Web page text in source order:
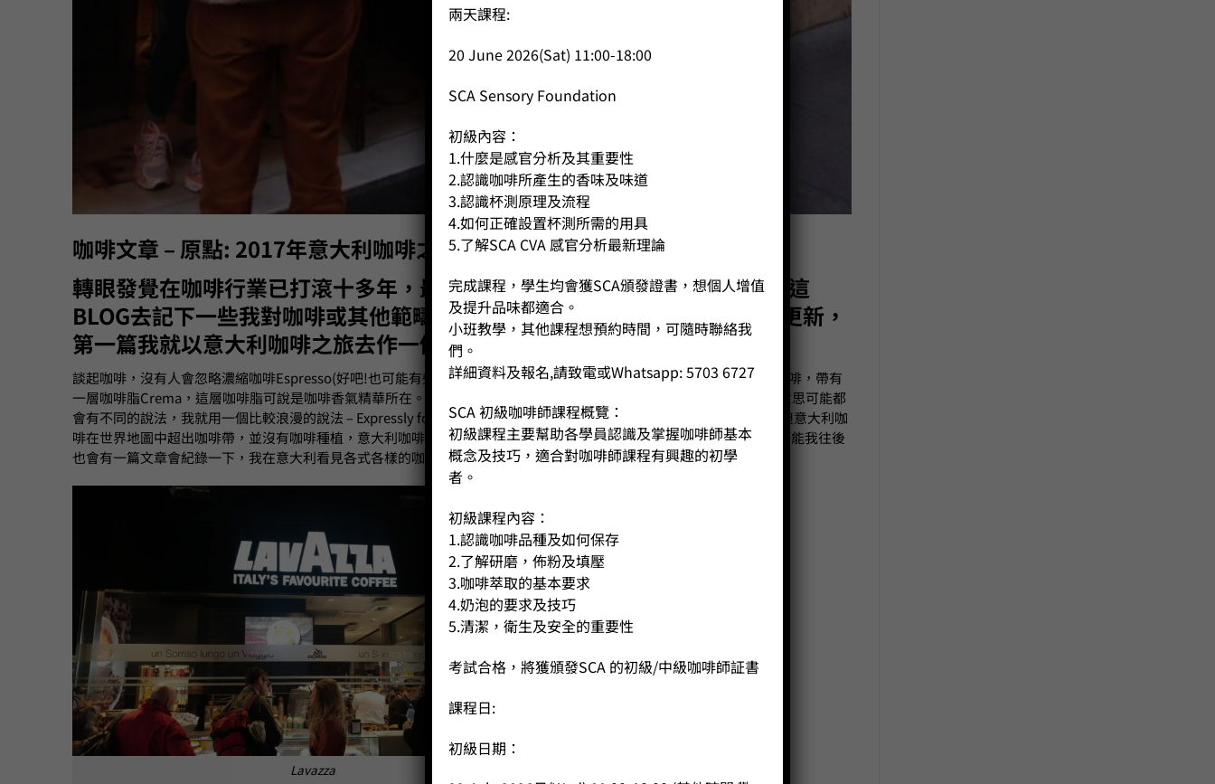
咖啡文章 – 原點: 2017年意大利咖啡之旅
轉眼發覺在咖啡行業已打滾十多年，最近也想為自己做些紀錄。亦可能會在這
BLOG去記下一些我對咖啡或其他範疇的一些想法，這裡希望可以做到定期更新，
第一篇我就以意大利咖啡之旅去作一個開始．．．．．．！
談起咖啡，沒有人會忽略濃縮咖啡Espresso(好吧!也可能有些人只會喝奶啡，但未曾嚐過濃縮。）濃縮咖啡，小小一杯咖啡，帶有
一層咖啡脂Crema，這層咖啡脂可說是咖啡香氣精華所在。要說濃縮咖啡那年誕生，可能會掀起一番爭論，甚至名稱的意思可能都
會有不同的說法，我就用一個比較浪漫的說法 – Expressly for you吧！- 特別為你做的一杯咖啡．意大利咖啡名聞於世，但意大利咖
啡在世界地圖中超出咖啡帶，並沒有咖啡種植，意大利咖啡出名的原因可以說是濃縮咖啡，或是濃縮咖啡機的製造吧！可能我往後
也會有一篇文章會紀錄一下，我在意大利看見各式各樣的咖啡機。
Lavazza
兩天課程:
20 June 2026(Sat) 11:00-18:00
SCA Sensory Foundation
初級內容：
1.什麼是感官分析及其重要性
2.認識咖啡所產生的香味及味道
3.認識杯測原理及流程
4.如何正確設置杯測所需的用具
5.了解SCA CVA 感官分析最新理論
完成課程，學生均會獲SCA頒發證書，想個人增值
及提升品味都適合。
小班教學，其他課程想預約時間，可隨時聯絡我
們。
詳細資料及報名,請致電或Whatsapp: 5703 6727
SCA 初級咖啡師課程概覽：
初級課程主要幫助各學員認識及掌握咖啡師基本
概念及技巧，適合對咖啡師課程有興趣的初學
者。
初級課程內容：
1.認識咖啡品種及如何保存
2.了解研磨，佈粉及填壓
3.咖啡萃取的基本要求
4.奶泡的要求及技巧
5.清潔，衛生及安全的重要性
考試合格，將獲頒發SCA 的初級/中級咖啡師証書
課程日:
初級日期：